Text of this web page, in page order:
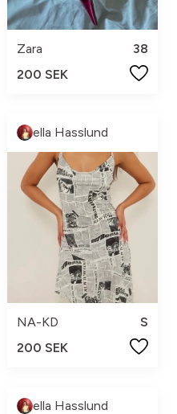
Zara
38
200 SEK
ella Hasslund
NA-KD
S
200 SEK
ella Hasslund